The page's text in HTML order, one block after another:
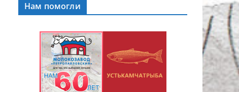
Нам помогли